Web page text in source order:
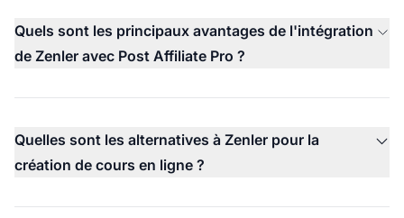
Quels sont les principaux avantages de l'intégration
de Zenler avec Post Affiliate Pro ?
Quelles sont les alternatives à Zenler pour la
création de cours en ligne ?